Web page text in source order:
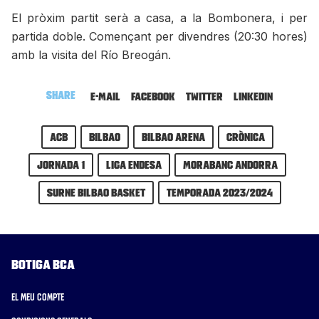
El pròxim partit serà a casa, a la Bombonera, i per
partida doble. Començant per divendres (20:30 hores)
amb la visita del Río Breogán.
Share E-mail Facebook Twitter LinkedIn
ACB bilbao Bilbao Arena
Crònica
Jornada 1
Liga Endesa
MoraBanc Andorra
Surne Bilbao Basket
Temporada 2023/2024
Botiga BCA
El meu compte